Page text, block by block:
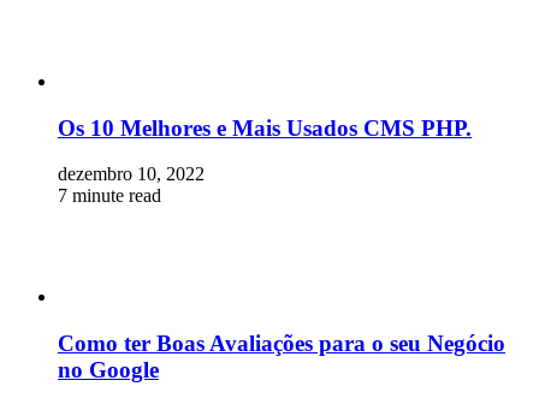
Os 10 Melhores e Mais Usados CMS PHP.
dezembro 10, 2022
7 minute read
Como ter Boas Avaliações para o seu Negócio
no Google